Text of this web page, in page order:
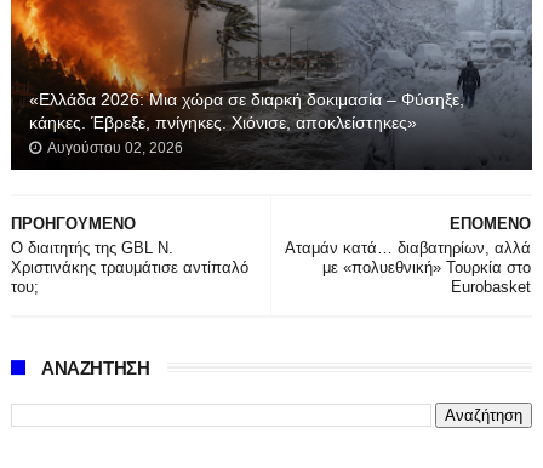
«Ελλάδα 2026: Μια χώρα σε διαρκή δοκιμασία – Φύσηξε,
κάηκες. Έβρεξε, πνίγηκες. Χιόνισε, αποκλείστηκες»
Αυγούστου 02, 2026
ΕΠΟΜΕΝΟ
Αταμάν κατά… διαβατηρίων, αλλά
με «πολυεθνική» Τουρκία στο
Eurobasket
ΠΡΟΗΓΟΥΜΕΝΟ
Ο διαιτητής της GBL Ν.
Χριστινάκης τραυμάτισε αντίπαλό
του;
ΑΝΑΖΗΤΗΣΗ